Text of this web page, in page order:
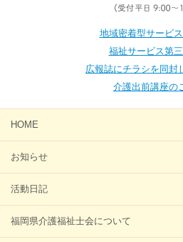
地域密着型サービ
福祉サービス第
広報誌にチラシを同封
介護出前講座の
HOME
お知らせ
活動日記
福岡県介護福祉士会について